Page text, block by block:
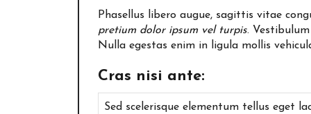
Phasellus libero augue, sagittis vitae
pretium dolor ipsum vel turpis.
Nulla egestas enim in ligula mollis
Cras nisi ante:
Sed scelerisque elementum tellus eget